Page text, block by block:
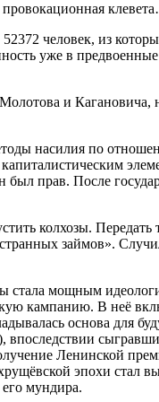
человек, из
уже в
и
насилия по
капиталистическим
прав. После
колхозы.
займов».
стала мощным
кампанию. В неё
основа для
Ленинской
эпохи стал
мундира.